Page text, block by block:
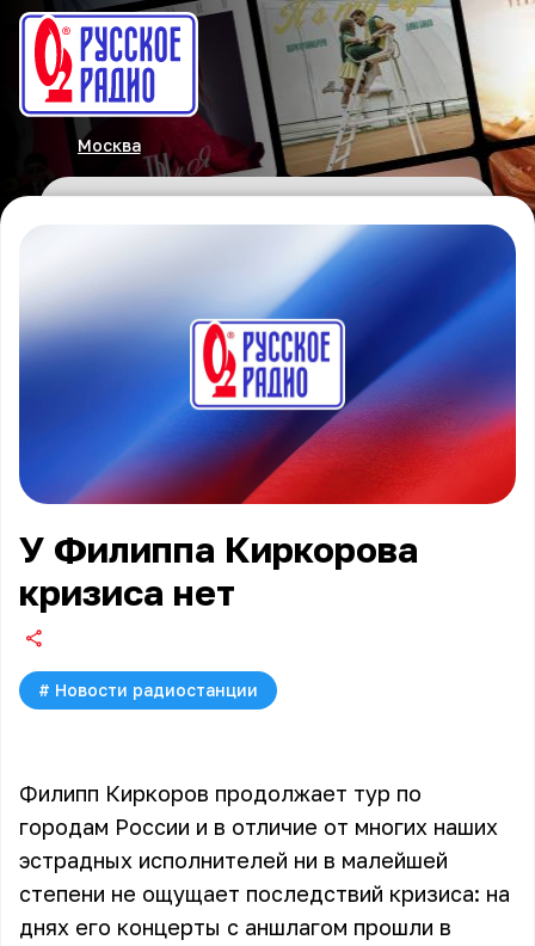
Москва
У Филиппа Киркорова
кризиса нет
# Новости радиостанции
Филипп Киркоров продолжает тур по
городам России и в отличие от многих наших
эстрадных исполнителей ни в малейшей
степени не ощущает последствий кризиса: на
днях его концерты с аншлагом прошли в